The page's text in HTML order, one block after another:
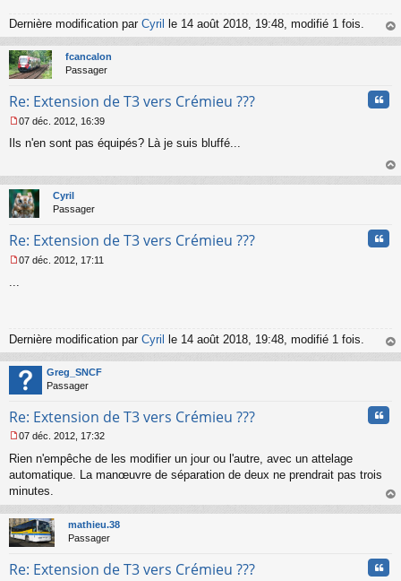
g
e
n
o
n
u
Dernière modification par Cyril le 14 août 2018, 19:48, modifié 1 fois.
au
fcancalon
Passager
Re: Extension de T3 vers Crémieu ???
e
a
g
e
o
l
07 déc. 2012, 16:39
Ils n'en sont pas équipés? Là je suis bluffé...
au
Cyril
Passager
Re: Extension de T3 vers Crémieu ???
g
e
n
o
n
u
07 déc. 2012, 17:11
...
Dernière modification par Cyril le 14 août 2018, 19:48, modifié 1 fois.
au
Greg_SNCF
Passager
Re: Extension de T3 vers Crémieu ???
e
s
s
g
e
n
n
07 déc. 2012, 17:32
Rien n'empêche de les modifier un jour ou l'autre, avec un attelage
automatique. La manœuvre de séparation de deux ne prendrait pas trois
minutes.
au
mathieu.38
Passager
Re: Extension de T3 vers Crémieu ???